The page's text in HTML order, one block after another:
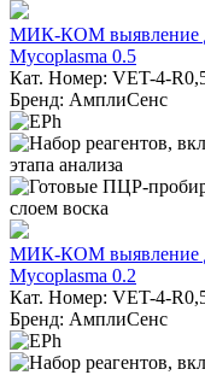
МИК-КОМ выявление
Mycoplasma 0.5
Кат. Номер: VET-4-
Бренд: АмплиСенс
МИК-КОМ выявление
Mycoplasma 0.2
Кат. Номер: VET-4-
Бренд: АмплиСенс